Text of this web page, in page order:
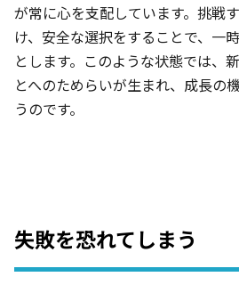
が常に心を支配しています。挑戦
け、安全な選択をすることで、一
とします。このような状態では、
とへのためらいが生まれ、成長の
うのです。
失敗を恐れてしまう